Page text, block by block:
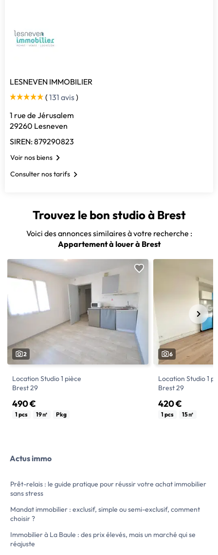
LESNEVEN IMMOBILIER
( 131 avis)
1 rue de Jérusalem
29260 Lesneven
SIREN: 879290823
Voir nos biens
Consulter nos tarifs
Trouvez le bon studio à Brest
Voici des annonces similaires à votre recherche :
Appartement à louer à Brest
2
Location Studio 1 pièce
Brest 29
490 €
BREST JARDIN DES SCIENCES - 10 RUE
et une salle d'eau avec WC. Une place de
Disponible de suite.
Référence G386
Loyer : 430euros
Provisions pour charges […] Voir l’annonce
1 pcs 19㎡ Pkg
6
Location Studio 1
Brest 29
420 €
Référence 62495
Pour plus de
située 27 rue de
Les informations sur
1 pcs 15㎡
Actus immo
Prêt-relais : le guide pratique pour réussir votre achat immobilier
sans stress
Mandat immobilier : exclusif, simple ou semi-exclusif, comment
choisir ?
Immobilier à La Baule : des prix élevés, mais un marché qui se
réajuste